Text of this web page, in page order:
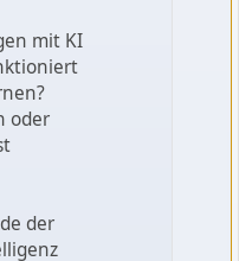
mit KI
oder
der